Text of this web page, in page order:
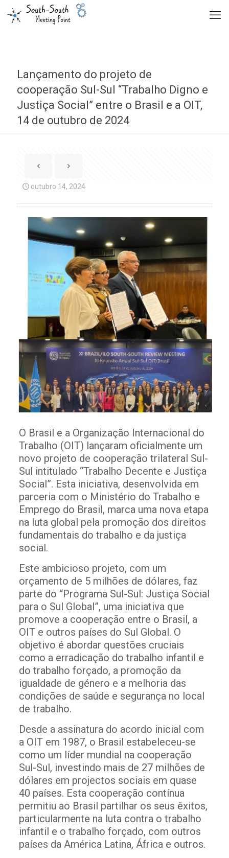
Lançamento do projeto de
cooperação Sul-Sul “Trabalho Digno e
Justiça Social” entre o Brasil e a OIT,
14 de outubro de 2024
outubro 14, 2024
O Brasil e a Organização Internacional do
Trabalho (OIT) lançaram oficialmente um
novo projeto de cooperação trilateral Sul-
Sul intitulado “Trabalho Decente e Justiça
Social”. Esta iniciativa, desenvolvida em
parceria com o Ministério do Trabalho e
Emprego do Brasil, marca uma nova etapa
na luta global pela promoção dos direitos
fundamentais do trabalho e da justiça
social.
Este ambicioso projeto, com um
orçamento de 5 milhões de dólares, faz
parte do “Programa Sul-Sul: Justiça Social
para o Sul Global”, uma iniciativa que
promove a cooperação entre o Brasil, a
OIT e outros países do Sul Global. O
objetivo é abordar questões cruciais
como a erradicação do trabalho infantil e
do trabalho forçado, a promoção da
igualdade de género e a melhoria das
condições de saúde e segurança no local
de trabalho.
Desde a assinatura do acordo inicial com
a OIT em 1987, o Brasil estabeleceu-se
como um líder mundial na cooperação
Sul-Sul, investindo mais de 27 milhões de
dólares em projectos sociais em quase
40 países. Esta cooperação contínua
permitiu ao Brasil partilhar os seus êxitos,
particularmente na luta contra o trabalho
infantil e o trabalho forçado, com outros
países da América Latina, África e outros.